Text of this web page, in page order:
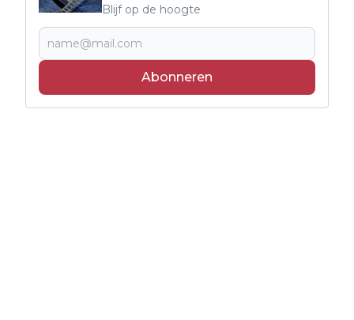
Blijf op de hoogte
Abonneren